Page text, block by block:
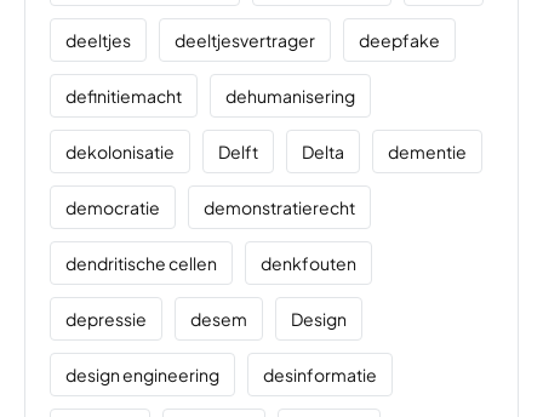
deeltjes deeltjesvertrager deepfake
definitiemacht dehumanisering
dekolonisatie Delft Delta dementie
democratie demonstratierecht
dendritische cellen denkfouten
depressie desem Design
design engineering desinformatie